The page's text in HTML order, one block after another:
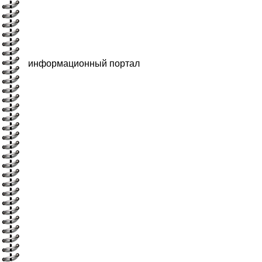
информационный портал